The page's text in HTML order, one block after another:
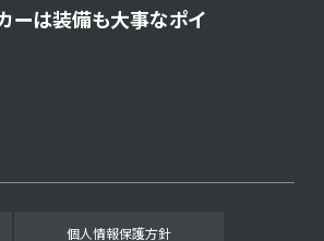
ーは装備も大事なポイ
個人情報保護方針